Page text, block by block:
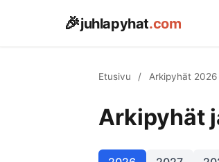
🎉juhlapyhat.com
Etusivu / Arkipyhät 2026
Arkipyhät